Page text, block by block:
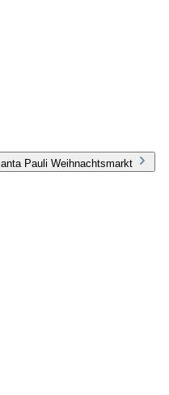
Pauli Weihnachtsmarkt